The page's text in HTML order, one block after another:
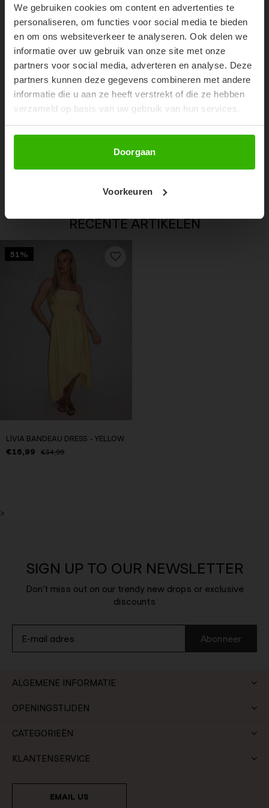
We gebruiken cookies om content en advertenties te
personaliseren, om functies voor social media te bieden
en om ons websiteverkeer te analyseren. Ook delen we
informatie over uw gebruik van onze site met onze
partners voor social media, adverteren en analyse. Deze
partners kunnen deze gegevens combineren met andere
informatie die u aan ze heeft verstrekt of die ze hebben
verzameld op basis van uw gebruik van hun services.
Doorgaan
Voorkeuren
Don't miss out on our trendy new drops or exclusive
RECENTE ARTIKELEN
51%
LIVIA BANDEAU DRESS - YELLOW
€16,99
€34,99
>
SIGN UP TO OUR NEWSLETTER
Don't miss out on our trendy new drops or exclusive
discounts
Abonneer
ALGEMENE INFORMATIE
OPENINGSTIJDEN
CATEGORIEËN
KLANTENSERVICE
EMAIL US